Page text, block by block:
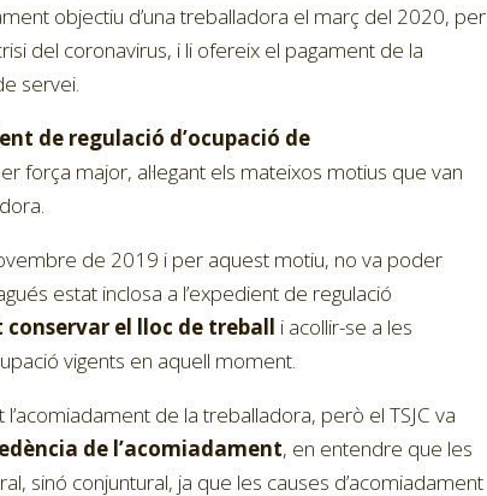
objectiu d’una treballadora el març del 2020, per
del coronavirus, i li ofereix el pagament de la
servei.
de regulació d’ocupació de
força major, al·legant els mateixos motius que van
de 2019 i per aquest motiu, no va poder
estat inclosa a l’expedient de regulació
el lloc de treball i acollir-se a les
vigents en aquell moment.
de la treballadora, però el TSJC va
de l’acomiadament, en entendre que les
sinó conjuntural, ja que les causes d’acomiadament